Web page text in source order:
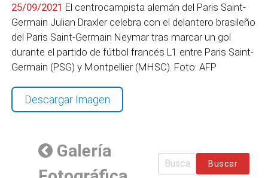
25/09/2021 El centrocampista alemán del Paris Saint-
Germain Julian Draxler celebra con el delantero brasileño
del Paris Saint-Germain Neymar tras marcar un gol
durante el partido de fútbol francés L1 entre Paris Saint-
Germain (PSG) y Montpellier (MHSC). Foto: AFP
Descargar Imagen
Galería
Buscar